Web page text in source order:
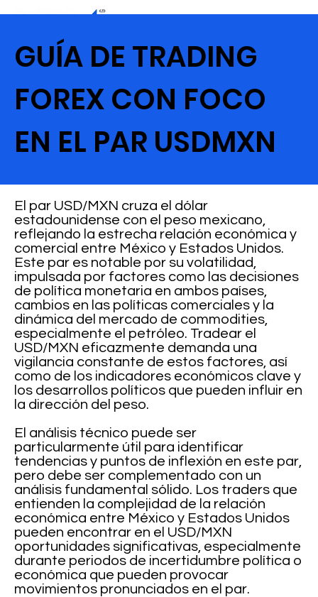
GUÍA DE TRADING
FOREX CON FOCO
EN EL PAR USDMXN
El par USD/MXN cruza el dólar
estadounidense con el peso mexicano,
reflejando la estrecha relación económica y
comercial entre México y Estados Unidos.
Este par es notable por su volatilidad,
impulsada por factores como las decisiones
de política monetaria en ambos países,
cambios en las políticas comerciales y la
dinámica del mercado de commodities,
especialmente el petróleo. Tradear el
USD/MXN eficazmente demanda una
vigilancia constante de estos factores, así
como de los indicadores económicos clave y
los desarrollos políticos que pueden influir en
la dirección del peso.
El análisis técnico puede ser
particularmente útil para identificar
tendencias y puntos de inflexión en este par,
pero debe ser complementado con un
análisis fundamental sólido. Los traders que
entienden la complejidad de la relación
económica entre México y Estados Unidos
pueden encontrar en el USD/MXN
oportunidades significativas, especialmente
durante periodos de incertidumbre política o
económica que pueden provocar
movimientos pronunciados en el par.